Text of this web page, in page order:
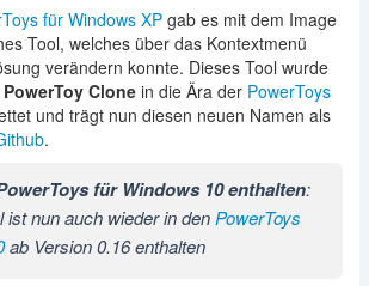
für Windows XPgab es mit dem Image
Tool, welches über das Kontextmenü
verändern konnte. Dieses Tool wurde
Clonein die Ära der PowerToys
und trägt nun diesen neuen Namen als
.
für Windows 10 enthalten:
ist nun auch wieder in den PowerToys
ab Version 0.16 enthalten